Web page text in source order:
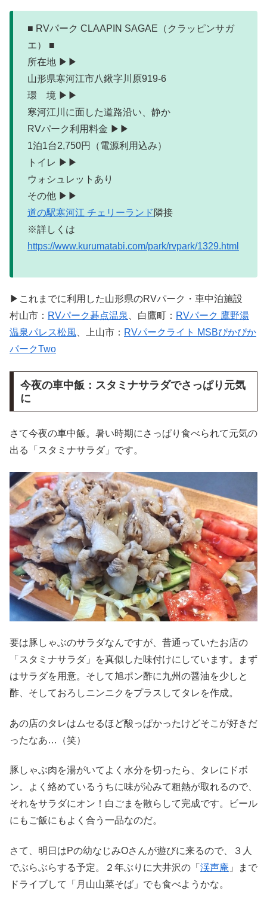
■ RVパーク CLAAPIN SAGAE（クラッピンサガ
エ） ■
所在地 ▶▶
山形県寒河江市八鍬字川原919-6
環 境 ▶▶
寒河江川に面した道路沿い、静か
RVパーク利用料金 ▶▶
1泊1台2,750円（電源利用込み）
トイレ ▶▶
ウォシュレットあり
その他 ▶▶
道の駅寒河江 チェリーランド 隣接
※詳しくは
https://www.kurumatabi.com/park/rvpark/1329.html
▶これまでに利用した山形県のRVパーク・車中泊施設
村山市： RVパーク碁点温泉 、白鷹町： RVパーク 鷹野湯
温泉パレス松風 、上山市： RVパークライト MSBぴかぴか
パークTwo
今夜の車中飯：スタミナサラダでさっぱり元気
に
さて今夜の車中飯。暑い時期にさっぱり食べられて元気の
出る「スタミナサラダ」です。
要は豚しゃぶのサラダなんですが、昔通っていたお店の
「スタミナサラダ」を真似した味付けにしています。まず
はサラダを用意。そして旭ポン酢に九州の醤油を少しと
酢、そしておろしニンニクをプラスしてタレを作成。
あの店のタレはムセるほど酸っぱかったけどそこが好きだ
ったなあ…（笑）
豚しゃぶ肉を湯がいてよく水分を切ったら、タレにドボ
ン。よく絡めているうちに味が沁みて粗熱が取れるので、
それをサラダにオン！白ごまを散らして完成です。ビール
にもご飯にもよく合う一品なのだ。
さて、明日はPの幼なじみOさんが遊びに来るので、３人
でぶらぶらする予定。２年ぶりに大井沢の「 渓声庵 」まで
ドライブして「月山山菜そば」でも食べようかな。